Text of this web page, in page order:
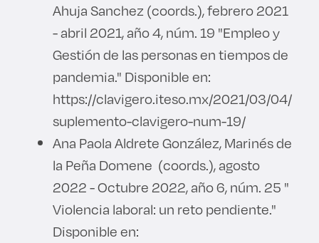
Ahuja Sanchez (coords.), febrero 2021
- abril 2021, año 4, núm. 19 "Empleo y
Gestión de las personas en tiempos de
pandemia." Disponible en:
https://clavigero.iteso.mx/2021/03/04/
suplemento-clavigero-num-19/
Ana Paola Aldrete González, Marinés de
la Peña Domene (coords.), agosto
2022 - Octubre 2022, año 6, núm. 25 "
Violencia laboral: un reto pendiente."
Disponible en: